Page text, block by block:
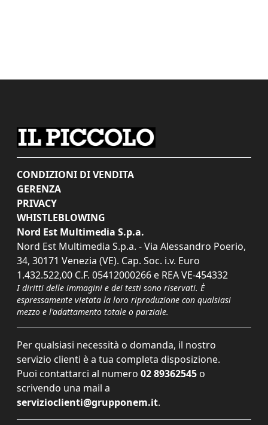
CONDIZIONI DI VENDITA
GERENZA
PRIVACY
WHISTLEBLOWING
Nord Est Multimedia S.p.a.
Nord Est Multimedia S.p.a. - Via Alessandro Poerio,
34, 30171 Venezia (VE). Cap. Soc. i.v. Euro
1.432.522,00 C.F. 05412000266 e REA VE-454332
I diritti delle immagini e dei testi sono riservati. È
espressamente vietata la loro riproduzione con qualsiasi
mezzo e l'adattamento totale o parziale.
Per qualsiasi necessità o domanda, il nostro
servizio clienti è a tua completa disposizione.
Puoi contattarci al numero 02 89362545 o
scrivendo una mail a
servizioclienti@grupponem.it.